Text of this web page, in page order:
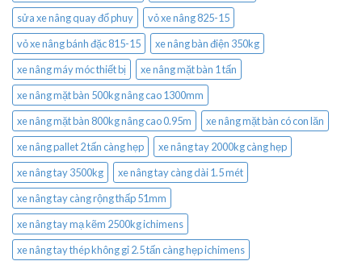
sửa xe nâng quay đổ phuy
vỏ xe nâng 825-15
vỏ xe nâng bánh đặc 815-15
xe nâng bàn điện 350kg
xe nâng máy móc thiết bị
xe nâng mặt bàn 1 tấn
xe nâng mặt bàn 500kg nâng cao 1300mm
xe nâng mặt bàn 800kg nâng cao 0.95m
xe nâng mặt bàn có con lăn
xe nâng pallet 2 tấn càng hẹp
xe nâng tay 2000kg càng hẹp
xe nâng tay 3500kg
xe nâng tay càng dài 1.5 mét
xe nâng tay càng rộng thấp 51mm
xe nâng tay mạ kẽm 2500kg ichimens
xe nâng tay thép không gỉ 2.5 tấn càng hẹp ichimens